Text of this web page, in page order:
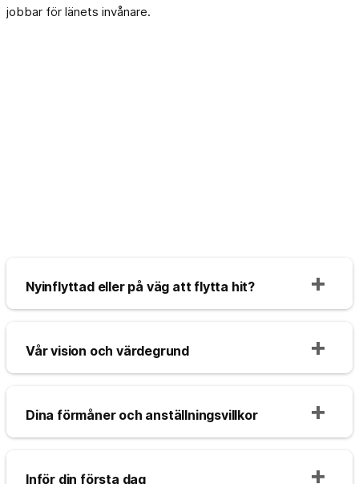
jobbar för länets invånare.
Nyinflyttad eller på väg att flytta hit?
Vår vision och värdegrund
Dina förmåner och anställningsvillkor
Inför din första dag